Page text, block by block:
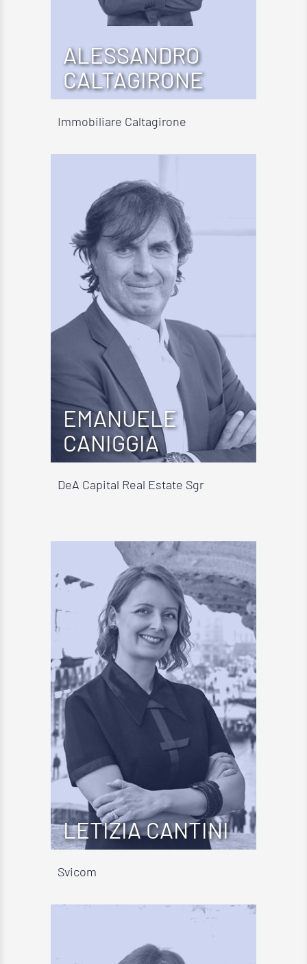
ALESSANDRO
CALTAGIRONE
Immobiliare Caltagirone
EMANUELE
CANIGGIA
DeA Capital Real Estate Sgr
LETIZIA CANTINI
Svicom